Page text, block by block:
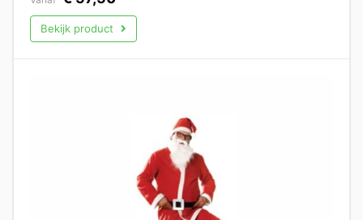
Bekijk product